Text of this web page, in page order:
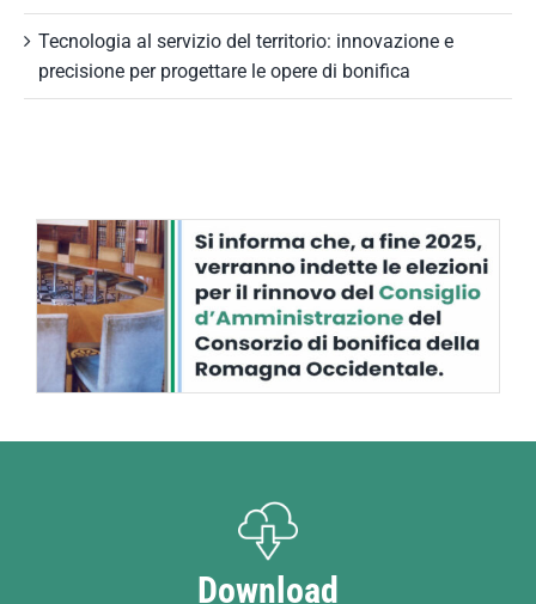
Tecnologia al servizio del territorio: innovazione e
precisione per progettare le opere di bonifica
Download